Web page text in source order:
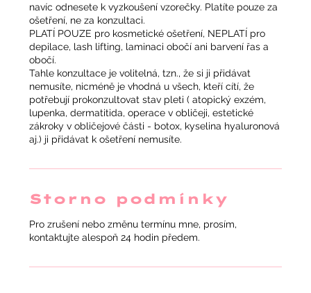
navíc odnesete k vyzkoušení vzorečky. Platíte pouze za
ošetření, ne za konzultaci.
PLATÍ POUZE pro kosmetické ošetření, NEPLATÍ pro
depilace, lash lifting, laminaci obočí ani barvení řas a
obočí.
Tahle konzultace je volitelná, tzn., že si ji přidávat
nemusíte, nicméně je vhodná u všech, kteří cítí, že
potřebují prokonzultovat stav pleti ( atopický exzém,
lupenka, dermatitida, operace v obličeji, estetické
zákroky v obličejové části - botox, kyselina hyaluronová
Storno podmínky
Pro zrušení nebo změnu termínu mne, prosím,
kontaktujte alespoň 24 hodin předem.